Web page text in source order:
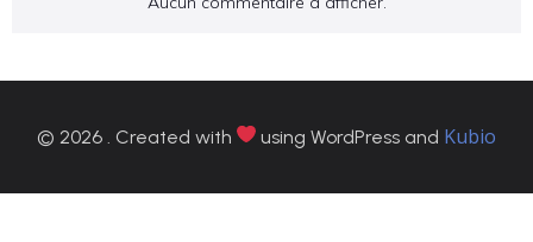
© 2026 . Created with using WordPress and Kubio